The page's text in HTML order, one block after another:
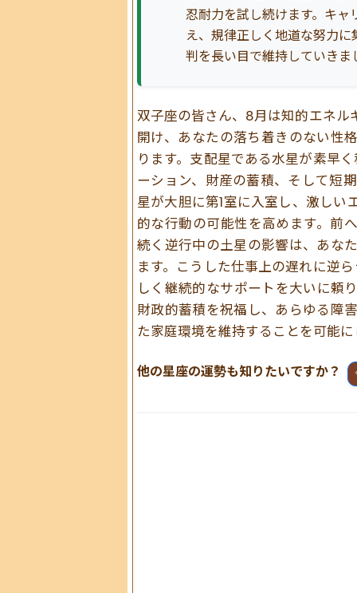
忍耐力を試し続けます。キ
え、規律正しく地道な努力
判を長い目で維持していきま
双子座の皆さん、8月は知的エネル
開け、あなたの落ち着きのない性
ります。支配星である水星が素早
ーション、財産の蓄積、そして短
星が大胆に第1室に入室し、激し
的な行動の可能性を高めます。前
続く逆行中の土星の影響は、あな
ます。こうした仕事上の遅れに逆
しく継続的なサポートを大いに頼
財政的蓄積を祝福し、あらゆる障
た家庭環境を維持することを可能に
他の星座の運勢も知りたいですか？